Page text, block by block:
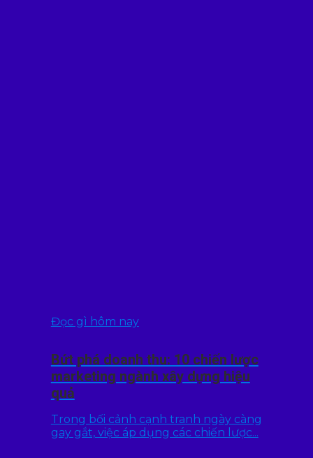
Đọc gì hôm nay
Bứt phá doanh thu: 10 chiến lược
marketing ngành xây dựng hiệu
quả
Trong bối cảnh cạnh tranh ngày càng
gay gắt, việc áp dụng các chiến lược...